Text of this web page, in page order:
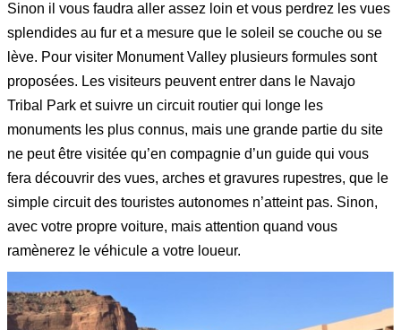
Sinon il vous faudra aller assez loin et vous perdrez les vues
splendides au fur et a mesure que le soleil se couche ou se
lève. Pour visiter Monument Valley plusieurs formules sont
proposées. Les visiteurs peuvent entrer dans le Navajo
Tribal Park et suivre un circuit routier qui longe les
monuments les plus connus, mais une grande partie du site
ne peut être visitée qu’en compagnie d’un guide qui vous
fera découvrir des vues, arches et gravures rupestres, que le
simple circuit des touristes autonomes n’atteint pas. Sinon,
avec votre propre voiture, mais attention quand vous
ramènerez le véhicule a votre loueur.